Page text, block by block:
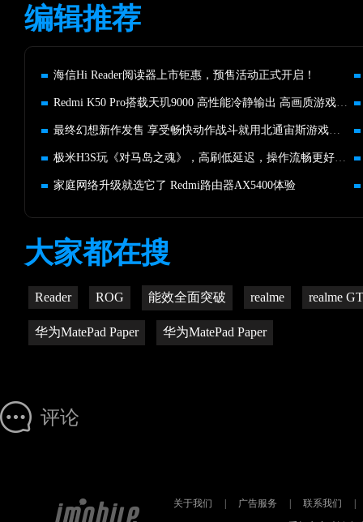
编辑推荐
海信Hi Reader阅读器上市钜惠，预售活动正式开启！
Redmi K50 Pro搭载天玑9000 高性能冷静输出 高画质游戏都不热
最终幻想新作发售 享受畅快动作战斗就用北通宙斯游戏手柄
极米H3S玩《对马岛之魂》，高刷低延迟，操作流畅更好上手
家庭网络升级就选它了 Redmi路由器AX5400体验
大家都在搜
Reader ROG 能效全面突破 realme realme
华为MatePad Paper 华为MatePad Paper
评论
关于我们 广告服务 联系我们